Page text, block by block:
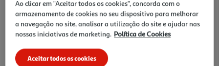
Ao clicar em "Aceitar todos os cookies", concorda com o
armazenamento de cookies no seu dispositivo para melhorar
a navegação no site, analisar a utilização do site e ajudar nas
nossas iniciativas de marketing. Política de Cookies
Aceitar todos os cookies